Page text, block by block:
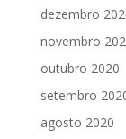
dezembro
novembro
outubro 2020
setembro
agosto 2020